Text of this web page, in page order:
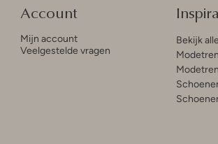
Account
Mijn account
Veelgestelde vragen
Bekijk